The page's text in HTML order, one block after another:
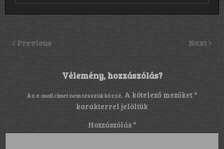
Previous Next
Vélemény, hozzászólás?
Az e-mail címet nem tesszük közzé. A kötelező mezőket *
karakterrel jelöltük
Hozzászólás*